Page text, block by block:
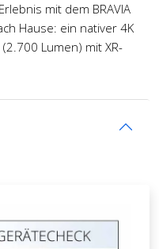
mit dem BRAVIA
Hause: ein nativer 4K
Lumen) mit XR-